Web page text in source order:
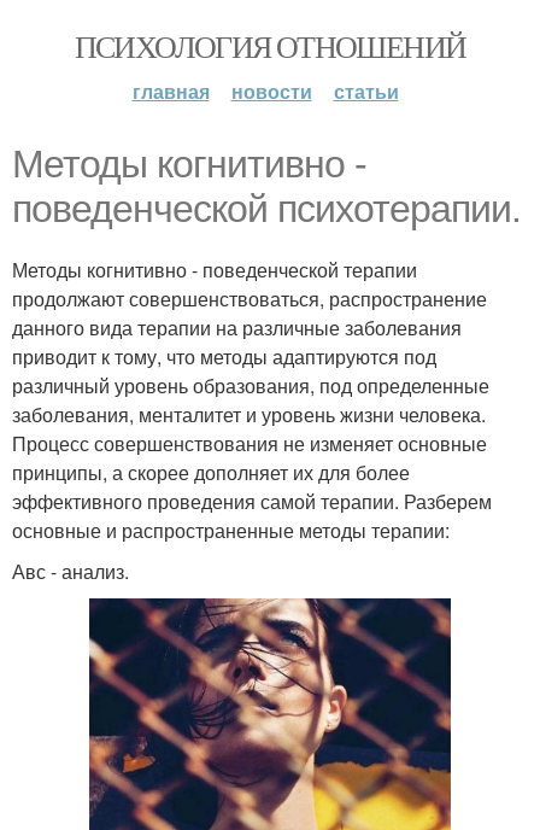
ПСИХОЛОГИЯ ОТНОШЕНИЙ
главная новости статьи
Методы когнитивно -
поведенческой психотерапии.
Методы когнитивно - поведенческой терапии
продолжают совершенствоваться, распространение
данного вида терапии на различные заболевания
приводит к тому, что методы адаптируются под
различный уровень образования, под определенные
заболевания, менталитет и уровень жизни человека.
Процесс совершенствования не изменяет основные
принципы, а скорее дополняет их для более
эффективного проведения самой терапии. Разберем
основные и распространенные методы терапии:
Авс - анализ.